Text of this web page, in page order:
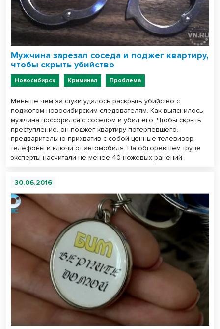
Мужчина зарезал соседа и поджег квартиру,
чтобы скрыть убийство
Новосибирск Криминал Проблема
Меньше чем за стуки удалось раскрыть убийство с
поджогом новосибирским следователям. Как выяснилось,
мужчина поссорился с соседом и убил его. Чтобы скрыть
преступление, он поджег квартиру потерпевшего,
предварительно прихватив с собой ценные телевизор,
телефоны и ключи от автомобиля. На обгоревшем трупе
эксперты насчитали не менее 40 ножевых ранений.
30.06.2016